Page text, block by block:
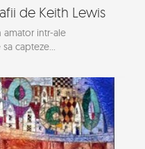
de Keith Lewis
amator intr-ale
capteze...